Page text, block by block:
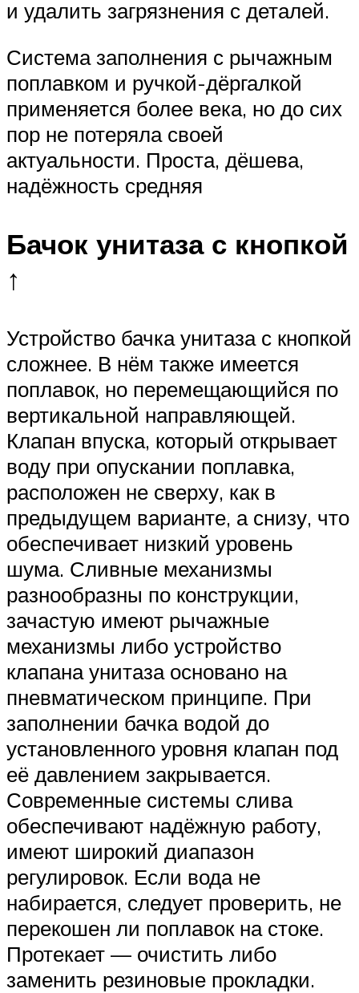
и удалить загрязнения с деталей.
Система заполнения с рычажным
поплавком и ручкой-дёргалкой
применяется более века, но до сих
пор не потеряла своей
актуальности. Проста, дёшева,
надёжность средняя
Бачок унитаза с кнопкой
↑
Устройство бачка унитаза с кнопкой
сложнее. В нём также имеется
поплавок, но перемещающийся по
вертикальной направляющей.
Клапан впуска, который открывает
воду при опускании поплавка,
расположен не сверху, как в
предыдущем варианте, а снизу, что
обеспечивает низкий уровень
шума. Сливные механизмы
разнообразны по конструкции,
зачастую имеют рычажные
механизмы либо устройство
клапана унитаза основано на
пневматическом принципе. При
заполнении бачка водой до
установленного уровня клапан под
её давлением закрывается.
Современные системы слива
обеспечивают надёжную работу,
имеют широкий диапазон
регулировок. Если вода не
набирается, следует проверить, не
перекошен ли поплавок на стоке.
Протекает — очистить либо
заменить резиновые прокладки.